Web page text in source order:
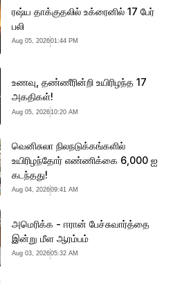
ரஷ்ய தாக்குதலில் உக்ரைனில் 17 பேர்
பலி
Aug 05, 202601:44 PM
உணவு, தண்ணீரின்றி உயிரிழந்த 17
அகதிகள்!
Aug 05, 202610:20 AM
வெனிசுலா நிலநடுக்கங்களில்
உயிரிழந்தோர் எண்ணிக்கை 6,000 ஐ
கடந்தது!
Aug 04, 202609:41 AM
அமெரிக்க - ஈரான் பேச்சுவார்த்தை
இன்று மீள ஆரம்பம்
Aug 03, 202605:32 AM